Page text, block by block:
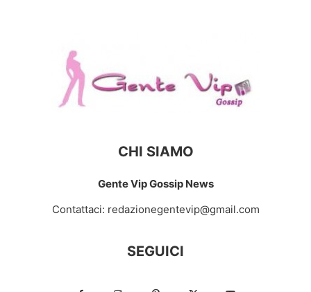
CHI SIAMO
Gente Vip Gossip News
Contattaci: redazionegentevip@gmail.com
SEGUICI